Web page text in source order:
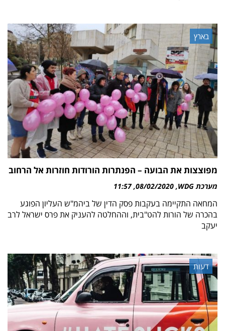
בארץ
מפוצצות את הבועה – הפנתרות הורודות חוזרות אל הרחוב
מערכת WDG 08/02/2020
11:57
המחאה התקיימה בעקבות פסק הדין של ביהמ"ש העליון הפוגע
בהכרה של הורות להט"בית, וההחלטה להעניק את פרס ישראל לרב
יעקב
דעות